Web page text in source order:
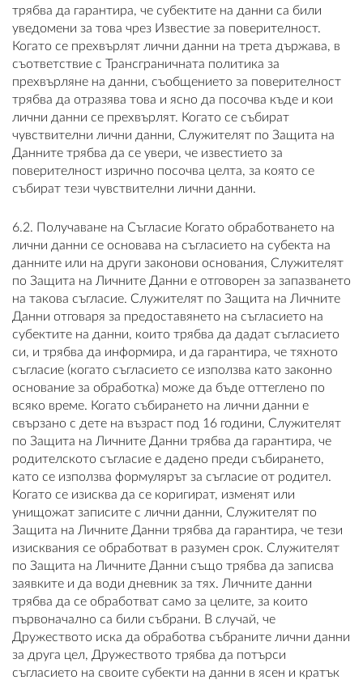
трябва да гарантира, че субектите на данни са били
уведомени за това чрез Известие за поверителност.
Когато се прехвърлят лични данни на трета държава, в
съответствие с Трансграничната политика за
прехвърляне на данни, съобщението за поверителност
трябва да отразява това и ясно да посочва къде и кои
лични данни се прехвърлят. Когато се събират
чувствителни лични данни, Служителят по Защита на
Данните трябва да се увери, че известието за
поверителност изрично посочва целта, за която се
събират тези чувствителни лични данни.
6.2. Получаване на Съгласие Когато обработването на
лични данни се основава на съгласието на субекта на
данните или на други законови основания, Служителят
по Защита на Личните Данни е отговорен за запазването
на такова съгласие. Служителят по Защита на Личните
Данни отговаря за предоставянето на съгласието на
субектите на данни, които трябва да дадат съгласието
си, и трябва да информира, и да гарантира, че тяхното
съгласие (когато съгласието се използва като законно
основание за обработка) може да бъде оттеглено по
всяко време. Когато събирането на лични данни е
свързано с дете на възраст под 16 години, Служителят
по Защита на Личните Данни трябва да гарантира, че
родителското съгласие е дадено преди събирането,
като се използва формулярът за съгласие от родител.
Когато се изисква да се коригират, изменят или
унищожат записите с лични данни, Служителят по
Защита на Личните Данни трябва да гарантира, че тези
изисквания се обработват в разумен срок. Служителят
по Защита на Личните Данни също трябва да записва
заявките и да води дневник за тях. Личните данни
трябва да се обработват само за целите, за които
първоначално са били събрани. В случай, че
Дружеството иска да обработва събраните лични данни
за друга цел, Дружеството трябва да потърси
съгласието на своите субекти на данни в ясен и кратък